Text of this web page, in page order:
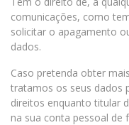
comunicações, como
solicitar o apagamento
dados.
Caso pretenda obter
tratamos os seus dados
direitos enquanto titular
na sua conta pessoal